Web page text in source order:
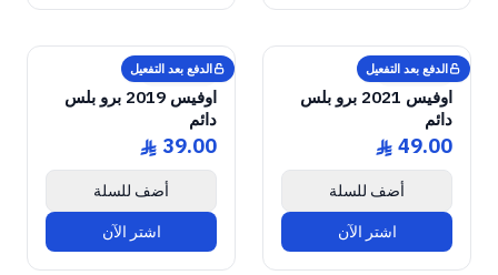
الدفع بعد التفعيل
GENUINE SOFTWARE
LICENSE
Office
2021 Pro Plus
Windows • 1 Device • Lifetime
abmkeys
Microsoft
اوفيس 2021 برو بلس
دائم
ê 49.00
أضف للسلة
اشتر الآن
الدفع بعد التفعيل
GENUINE SOFTWARE
LICENSE
Office
2019 Pro Plus
Windows • 1 Device • Lifetime
abmkeys
Microsoft
اوفيس 2019 برو بلس
دائم
ê 39.00
أضف للسلة
اشتر الآن